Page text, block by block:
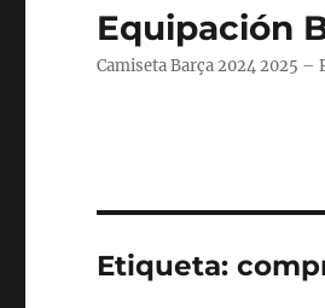
Equipación
Camiseta Barça 2024 2025 –
Etiqueta: